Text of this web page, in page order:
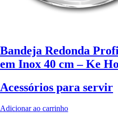
Bandeja Redonda
em Inox 40 cm – Ke
Acessórios para servir
Adicionar ao carrinho